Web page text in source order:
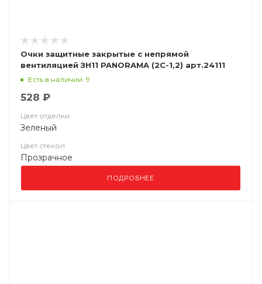
Очки защитные закрытые с непрямой
вентиляцией ЗН11 PANORAMA (2С-1,2) арт.24111
Есть в наличии: 9
528 ₽
Цвет отделки
Зеленый
Цвет стекол
Прозрачное
ПОДРОБНЕЕ